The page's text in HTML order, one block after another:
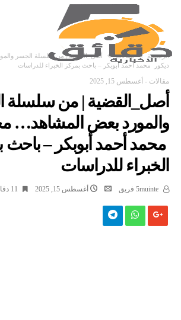
‫الرئيسية‬ مقالات
أصل_القضية | من سلسلة الجسر
ديكور محمد أحمد أبوبكر – باحث بمركز الخبراء للدراسات
مقالات - أغسطس 15, 2025
أصل_القضية | من سلسلة
والمورد بعض المشاهد…
محمد أحمد أبوبكر – باحث
الخبراء للدراسات
أغسطس 15, 2025 11 ‫دقائق‬